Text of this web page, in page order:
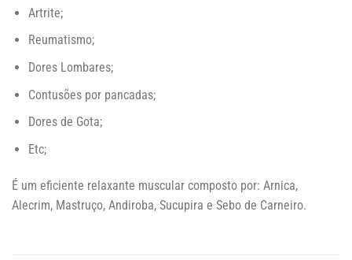
Artrite;
Reumatismo;
Dores Lombares;
Contusões por pancadas;
Dores de Gota;
Etc;
É um eficiente relaxante muscular composto por: Arnica,
Alecrim, Mastruço, Andiroba, Sucupira e Sebo de Carneiro.